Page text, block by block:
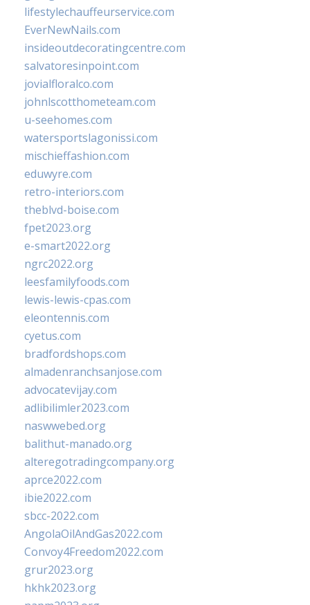
lifestylechauffeurservice.com
EverNewNails.com
insideoutdecoratingcentre.com
salvatoresinpoint.com
jovialfloralco.com
johnlscotthometeam.com
u-seehomes.com
watersportslagonissi.com
mischieffashion.com
eduwyre.com
retro-interiors.com
theblvd-boise.com
fpet2023.org
e-smart2022.org
ngrc2022.org
leesfamilyfoods.com
lewis-lewis-cpas.com
eleontennis.com
cyetus.com
bradfordshops.com
almadenranchsanjose.com
advocatevijay.com
adlibilimler2023.com
naswwebed.org
balithut-manado.org
alteregotradingcompany.org
aprce2022.com
ibie2022.com
sbcc-2022.com
AngolaOilAndGas2022.com
Convoy4Freedom2022.com
grur2023.org
hkhk2023.org